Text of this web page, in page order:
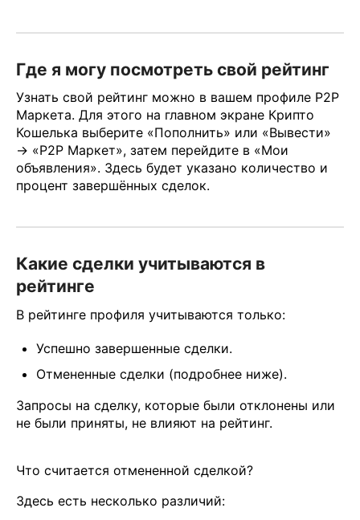
Где я могу посмотреть свой рейтинг
Узнать свой рейтинг можно в вашем профиле P2P
Маркета. Для этого на главном экране Крипто
Кошелька выберите «Пополнить» или «Вывести»
→ «P2P Маркет», затем перейдите в «Мои
объявления». Здесь будет указано количество и
процент завершённых сделок.
Какие сделки учитываются в
рейтинге
В рейтинге профиля учитываются только:
Успешно завершенные сделки.
Отмененные сделки (подробнее ниже).
Запросы на сделку, которые были отклонены или
не были приняты, не влияют на рейтинг.
Что считается отмененной сделкой?
Здесь есть несколько различий: